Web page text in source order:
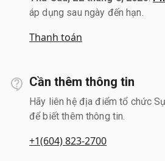
áp dụng sau ngày đến hạn.
Thanh toán
Cần thêm thông tin
Hãy liên hệ địa điểm tổ chức
để biết thêm thông tin.
+1(604) 823-2700